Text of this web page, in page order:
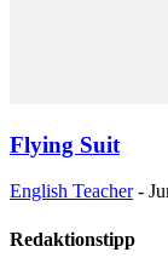
Flying Suit
English Teacher -
Redaktionstipp